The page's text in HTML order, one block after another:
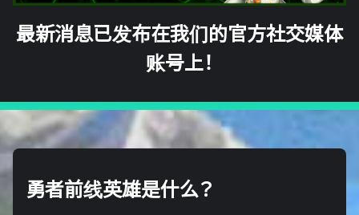
最新消息已发布在我们的官方社交媒体
账号上！
勇者前线英雄是什么？